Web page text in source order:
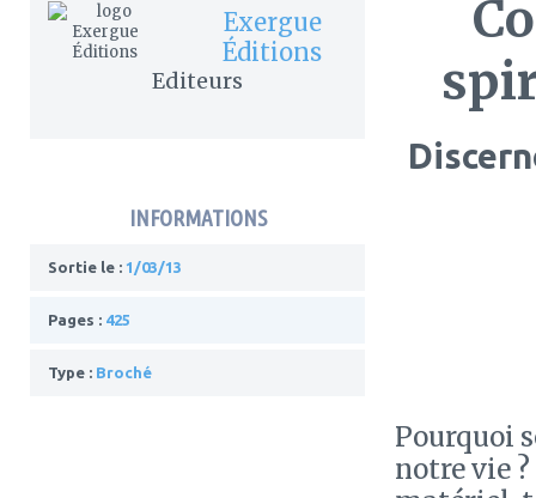
Exergue
Éditions
Editeurs
INFORMATIONS
Sortie le : 1/03/13
Pages : 425
Type : Broché
Pourquoi
notre vie